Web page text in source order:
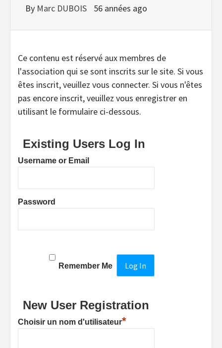
By Marc DUBOIS 56 années ago
Ce contenu est réservé aux membres de
l'association qui se sont inscrits sur le site. Si vous
êtes inscrit, veuillez vous connecter. Si vous n'êtes
pas encore inscrit, veuillez vous enregistrer en
utilisant le formulaire ci-dessous.
Existing Users Log In
Username or Email
Password
Remember Me
New User Registration
Choisir un nom d'utilisateur*